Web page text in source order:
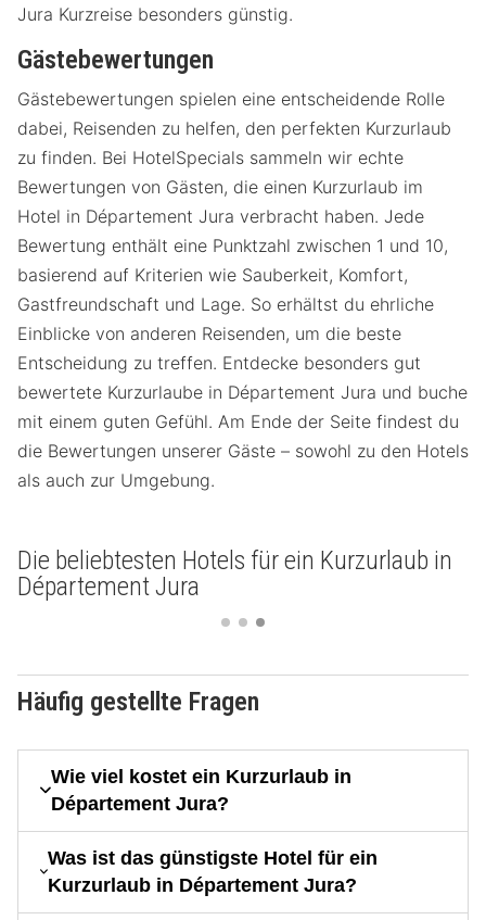
Jura Kurzreise besonders günstig.
Gästebewertungen
Gästebewertungen spielen eine entscheidende Rolle
dabei, Reisenden zu helfen, den perfekten Kurzurlaub
zu finden. Bei HotelSpecials sammeln wir echte
Bewertungen von Gästen, die einen Kurzurlaub im
Hotel in Département Jura verbracht haben. Jede
Bewertung enthält eine Punktzahl zwischen 1 und 10,
basierend auf Kriterien wie Sauberkeit, Komfort,
Gastfreundschaft und Lage. So erhältst du ehrliche
Einblicke von anderen Reisenden, um die beste
Entscheidung zu treffen. Entdecke besonders gut
bewertete Kurzurlaube in Département Jura und buche
mit einem guten Gefühl. Am Ende der Seite findest du
die Bewertungen unserer Gäste – sowohl zu den Hotels
als auch zur Umgebung.
Die beliebtesten Hotels für ein Kurzurlaub in
Département Jura
Häufig gestellte Fragen
Wie viel kostet ein Kurzurlaub in
Département Jura?
Was ist das günstigste Hotel für ein
Kurzurlaub in Département Jura?